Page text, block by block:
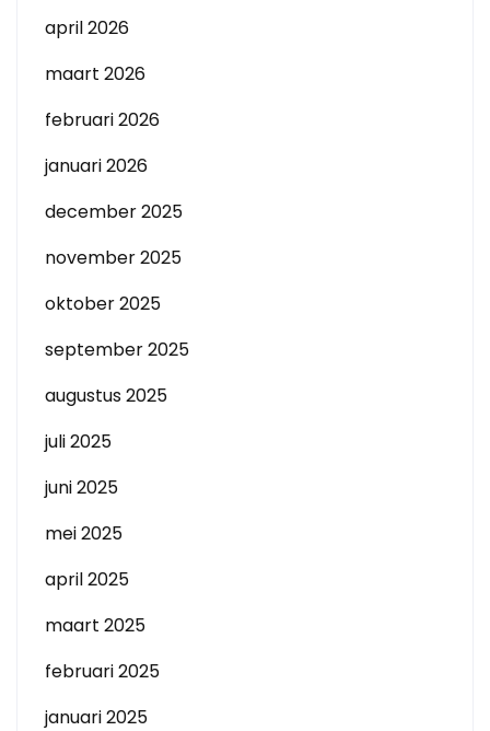
april 2026
maart 2026
februari 2026
januari 2026
december 2025
november 2025
oktober 2025
september 2025
augustus 2025
juli 2025
juni 2025
mei 2025
april 2025
maart 2025
februari 2025
januari 2025